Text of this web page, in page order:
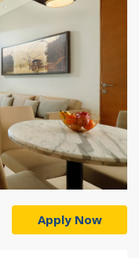
Apply Now